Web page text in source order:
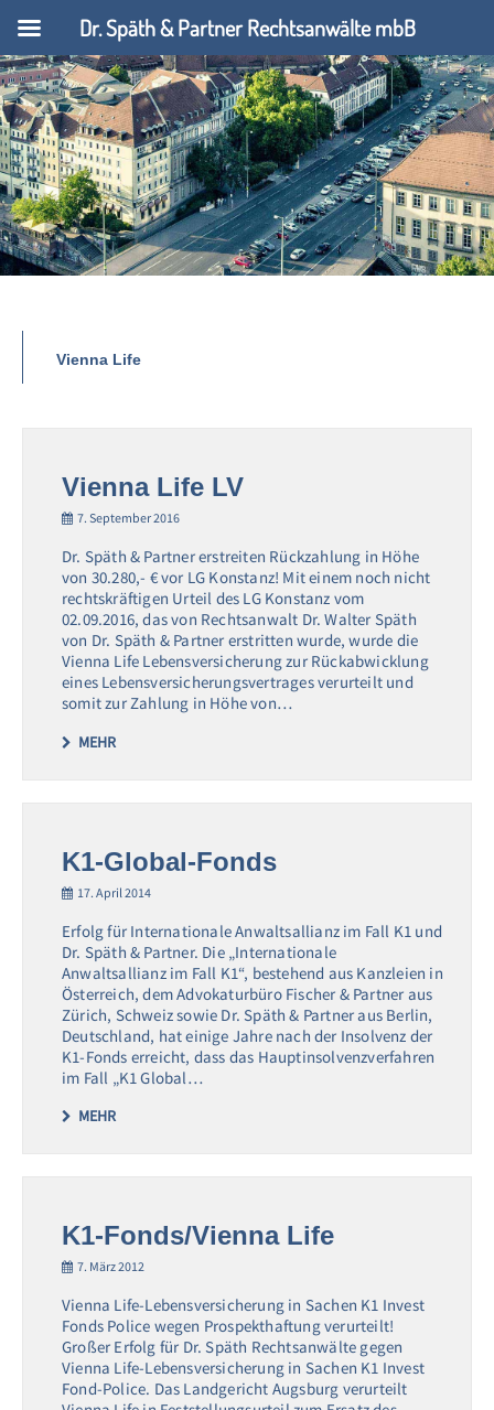
Vienna Life
Vienna Life LV
7. September 2016
Dr. Späth & Partner erstreiten Rückzahlung in Höhe
von 30.280,- € vor LG Konstanz! Mit einem noch nicht
rechtskräftigen Urteil des LG Konstanz vom
02.09.2016, das von Rechtsanwalt Dr. Walter Späth
von Dr. Späth & Partner erstritten wurde, wurde die
Vienna Life Lebensversicherung zur Rückabwicklung
eines Lebensversicherungsvertrages verurteilt und
somit zur Zahlung in Höhe von…
MEHR
K1-Global-Fonds
17. April 2014
Erfolg für Internationale Anwaltsallianz im Fall K1 und
Dr. Späth & Partner. Die „Internationale
Anwaltsallianz im Fall K1“, bestehend aus Kanzleien in
Österreich, dem Advokaturbüro Fischer & Partner aus
Zürich, Schweiz sowie Dr. Späth & Partner aus Berlin,
Deutschland, hat einige Jahre nach der Insolvenz der
K1-Fonds erreicht, dass das Hauptinsolvenzverfahren
im Fall „K1 Global…
MEHR
K1-Fonds/Vienna Life
7. März 2012
Vienna Life-Lebensversicherung in Sachen K1 Invest
Fonds Police wegen Prospekthaftung verurteilt!
Großer Erfolg für Dr. Späth Rechtsanwälte gegen
Vienna Life-Lebensversicherung in Sachen K1 Invest
Fond-Police. Das Landgericht Augsburg verurteilt
Dr. Späth & Partner Rechtsanwälte mbB